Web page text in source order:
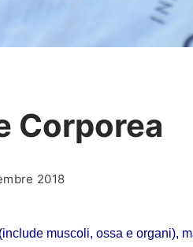
Corporea
2018
muscoli, ossa e organi),